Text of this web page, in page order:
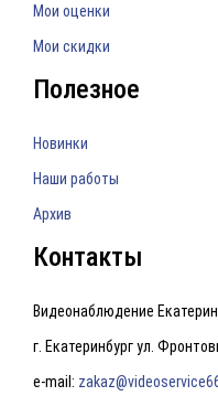
Мои оценки
Мои скидки
Полезное
Новинки
Наши работы
Архив
Контакты
Видеонаблюдение
г. Екатеринбург ул.
e-mail: